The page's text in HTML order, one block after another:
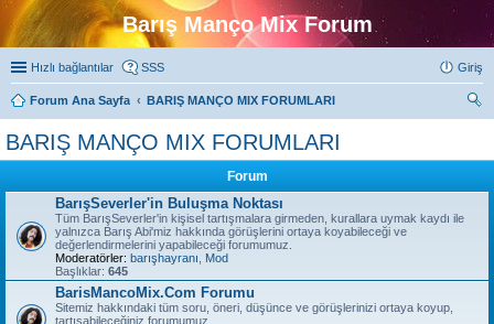
Barış Manço Mix Forum
Hızlı bağlantılar SSS Giriş
Forum Ana Sayfa
BARIŞ MANÇO MIX FORUMLARI
BARIŞ MANÇO MIX FORUMLARI
Forum
BarışSeverler'in Buluşma Noktası
Tüm BarışSeverler'in kişisel tartışmalara girmeden, kurallara uymak kaydı ile
yalnızca Barış Abi'miz hakkında görüşlerini ortaya koyabileceği ve
değerlendirmelerini yapabileceği forumumuz.
Moderatörler: barışhayranı
Mod
Başlıklar: 645
BarisMancoMix.Com Forumu
Sitemiz hakkındaki tüm soru, öneri, düşünce ve görüşlerinizi ortaya koyup,
tartışabileceğiniz forumumuz.